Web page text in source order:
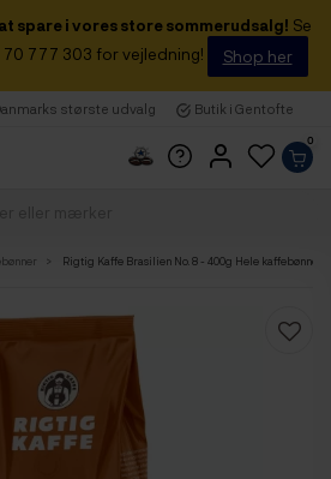
spare i vores store sommerudsalg! Se
777 303 for vejledning!
Shop her
største udvalg Butik i Gentofte
0
Rigtig Kaffe Brasilien No. 8 - 400g Hele kaffebønner